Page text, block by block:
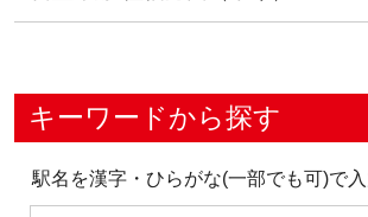
キーワードから探す
駅名を漢字・ひらがな(一部でも可)で入